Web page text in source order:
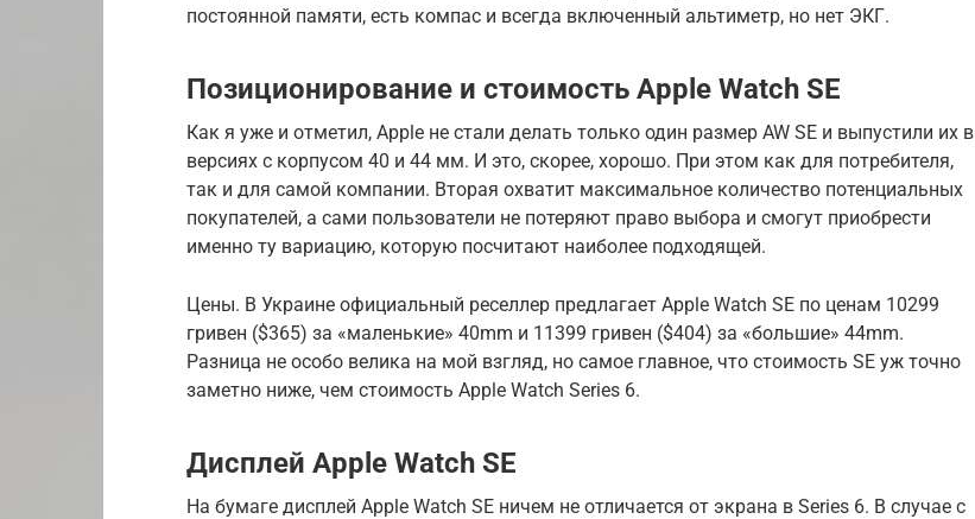
постоянной памяти, есть компас и всегда включенный альтиметр, но нет ЭКГ.
Позиционирование и стоимость Apple Watch SE
Как я уже и отметил, Apple не стали делать только один размер AW SE и выпустили их в
версиях с корпусом 40 и 44 мм. И это, скорее, хорошо. При этом как для потребителя,
так и для самой компании. Вторая охватит максимальное количество потенциальных
покупателей, а сами пользователи не потеряют право выбора и смогут приобрести
именно ту вариацию, которую посчитают наиболее подходящей.
Цены. В Украине официальный реселлер предлагает Apple Watch SE по ценам 10299
гривен ($365) за «маленькие» 40mm и 11399 гривен ($404) за «большие» 44mm.
Разница не особо велика на мой взгляд, но самое главное, что стоимость SE уж точно
заметно ниже, чем стоимость Apple Watch Series 6.
Дисплей Apple Watch SE
На бумаге дисплей Apple Watch SE ничем не отличается от экрана в Series 6. В случае с